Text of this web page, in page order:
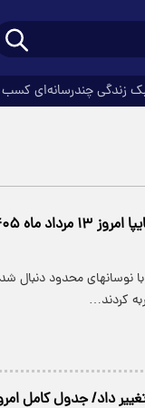
زندگیچندرسانه‌ای کسب
نوسانهای محدود دنبال
کردند…